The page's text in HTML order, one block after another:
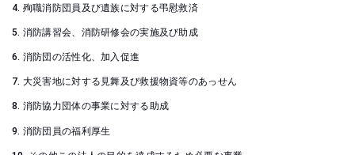
殉職消防団員及び遺族に対する弔慰救済
消防講習会、消防研修会の実施及び助成
消防団の活性化、加入促進
大災害地に対する見舞及び救援物資等のあっせん
消防協力団体の事業に対する助成
消防団員の福利厚生